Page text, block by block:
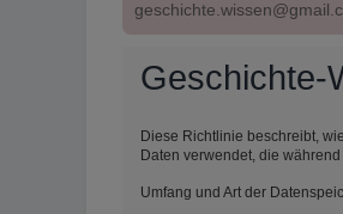
Geschichte-
Diese Richtlinie beschreibt,
Daten verwendet, die
Umfang und Art der